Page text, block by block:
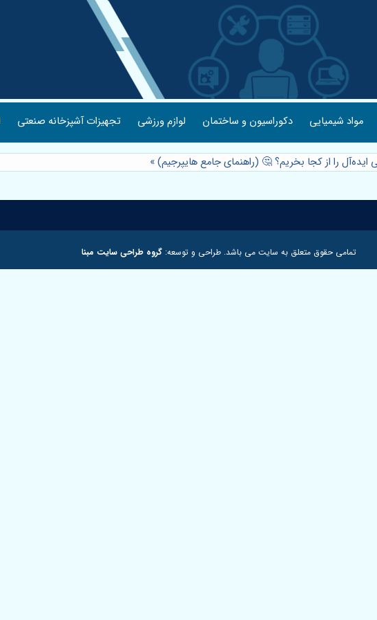
مواد شیمیایی دکوراسیون و ساختمان لوازم ورزشی تجهیزات آشپزخانه صنعتی
ایده‌آل را از کجا بخریم؟ 🤔 (راهنمای جامع هایپرجیم)»
تمامی حقوق متعلق به سایت می باشد. طراحی و توسعه: گروه طراحی سایت مبنا